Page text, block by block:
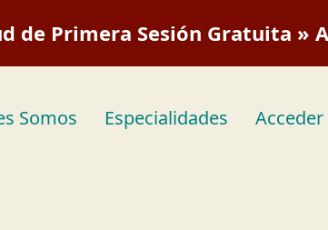
de Primera Sesión Gratuita »
Somos Especialidades Acceder